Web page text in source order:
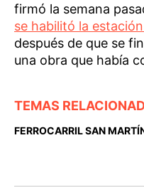
firmó la semana
se habilitó la
después de que se
una obra que había
TEMAS
FERROCARRIL SAN